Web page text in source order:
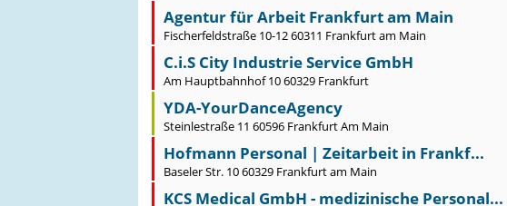
Agentur für Arbeit Frankfurt am Main
Fischerfeldstraße 10-12 60311 Frankfurt am Main
C.i.S City Industrie Service GmbH
Am Hauptbahnhof 10 60329 Frankfurt
YDA-YourDanceAgency
Steinlestraße 11 60596 Frankfurt Am Main
Hofmann Personal | Zeitarbeit in Frankf...
Baseler Str. 10 60329 Frankfurt am Main
KCS Medical GmbH - medizinische Personal...